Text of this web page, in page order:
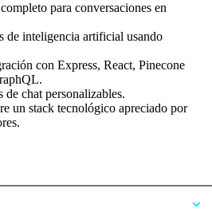
para conversaciones en
de inteligencia artificial usando
con Express, React, Pinecone
chat personalizables.
un stack tecnológico apreciado por